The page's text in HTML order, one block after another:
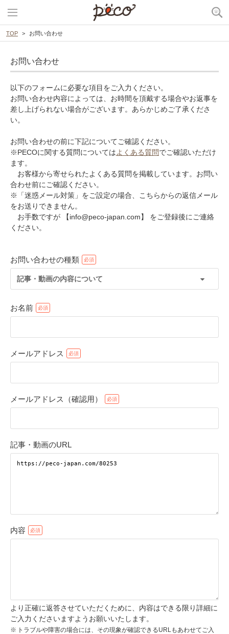
TOP お問い合わせ
お問い合わせ
以下のフォームに必要な項目をご入力ください。
お問い合わせ内容によっては、お時間を頂戴する場合やお返事を
差し上げられない場合がございます。あらかじめご了承くださ
い。
お問い合わせの前に下記についてご確認ください。
※PECOに関する質問についてはよくある質問でご確認いただけ
ます。
お客様から寄せられたよくある質問を掲載しています。お問い
合わせ前にご確認ください。
※「迷惑メール対策」をご設定の場合、こちらからの返信メール
をお送りできません。
お手数ですが 【info@peco-japan.com】 をご登録後にご連絡
ください。
お問い合わせの種類
記事・動画の内容について
お名前
メールアドレス
メールアドレス（確認用）
記事・動画のURL
内容
より正確に返答させていただくために、内容はできる限り詳細に
ご入力くださいますようお願いいたします。
トラブルや障害の場合には、その現象が確認できるURLもあわせてご入
アプリで開く